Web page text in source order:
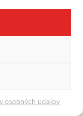
osobných údajov